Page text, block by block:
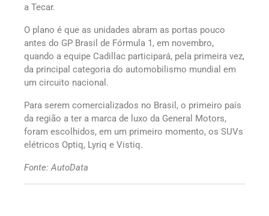
a Tecar.
O plano é que as unidades abram as portas pouco
antes do GP Brasil de Fórmula 1, em novembro,
quando a equipe Cadillac participará, pela primeira vez,
da principal categoria do automobilismo mundial em
um circuito nacional.
Para serem comercializados no Brasil, o primeiro país
da região a ter a marca de luxo da General Motors,
foram escolhidos, em um primeiro momento, os SUVs
elétricos Optiq, Lyriq e Vistiq.
Fonte: AutoData